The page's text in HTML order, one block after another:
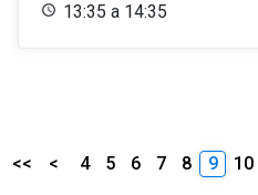
13:35 a 14:35
<< < 4 5 6 7 8 9 10